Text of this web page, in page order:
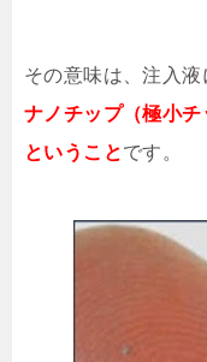
その意味は、注入液
ナノチップ（極小
ということです。